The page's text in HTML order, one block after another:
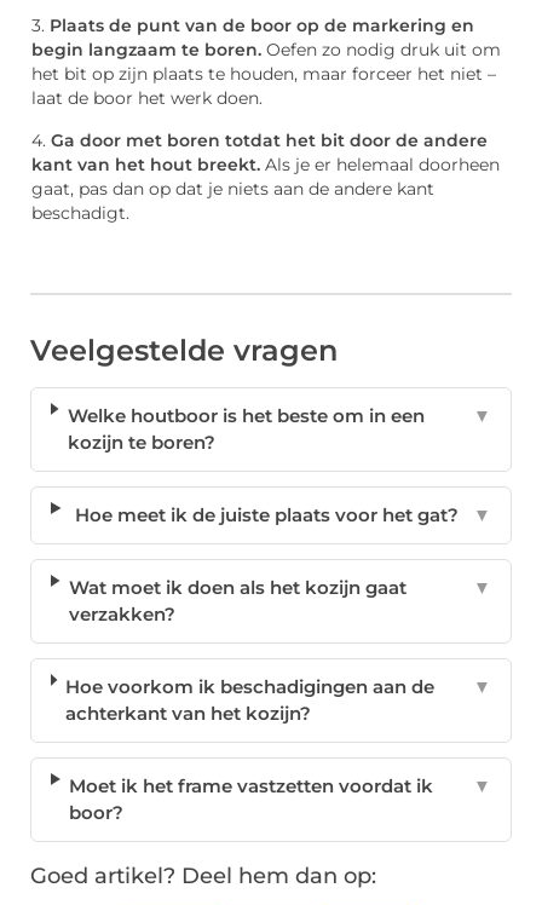
3. Plaats de punt van de boor op de markering en
begin langzaam te boren. Oefen zo nodig druk uit om
het bit op zijn plaats te houden, maar forceer het niet –
laat de boor het werk doen.
4. Ga door met boren totdat het bit door de andere
kant van het hout breekt. Als je er helemaal doorheen
gaat, pas dan op dat je niets aan de andere kant
beschadigt.
Veelgestelde vragen
Welke houtboor is het beste om in een
kozijn te boren?
▼
Hoe meet ik de juiste plaats voor het gat? ▼
Wat moet ik doen als het kozijn gaat
verzakken?
▼
Hoe voorkom ik beschadigingen aan de
achterkant van het kozijn?
▼
Moet ik het frame vastzetten voordat ik
boor?
▼
Goed artikel? Deel hem dan op: